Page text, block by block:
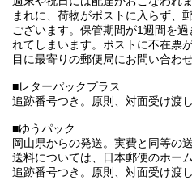
まれに、荷物がポストに入らず、
ございます。保管期間が1週間を
れてしまいます。ポストに不在票
目に最寄りの郵便局にお問い合わ
■レターパックプラス
追跡番号つき。原則、対面受け渡
■ゆうパック
岡山県からの発送。実費と同等の
送料については、日本郵便のホー
追跡番号つき。原則、対面受け渡